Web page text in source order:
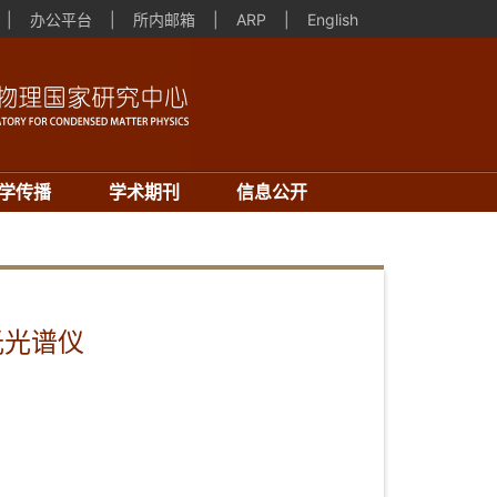
办公平台 所内邮箱 ARP English
传播 学术期刊 信息公开
谱仪